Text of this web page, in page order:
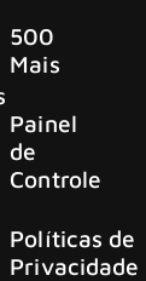
500
Mais
Painel
de
Controle
Políticas de
Privacidade